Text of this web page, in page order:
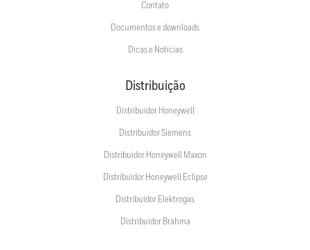
Contato
Documentos e downloads
Dicas e Notícias
Distribuição
Distribuidor Honeywell
Distribuidor Siemens
Distribuidor Honeywell Maxon
Distribuidor Honeywell Eclipse
Distribuidor Elektrogas
Distribuidor Brahma